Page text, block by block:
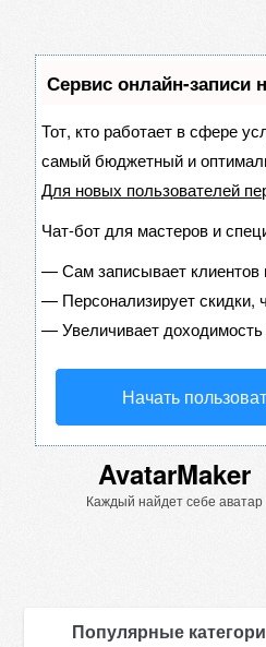
Сервис онлайн-записи
Тот, кто работает в сфере
самый бюджетный и
Для новых пользователей
Чат-бот для мастеров и
—Сам записывает клиентов
— Персонализирует
—Увеличивает
Начать
AvatarMaker
Каждый найдет себе аватар
Популярные